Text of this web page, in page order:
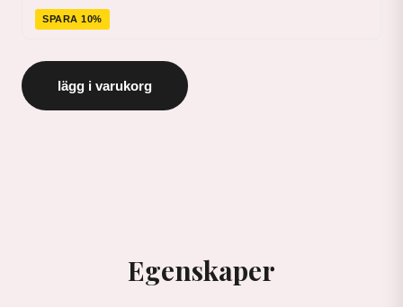
SPARA 10%
lägg i varukorg
Egenskaper